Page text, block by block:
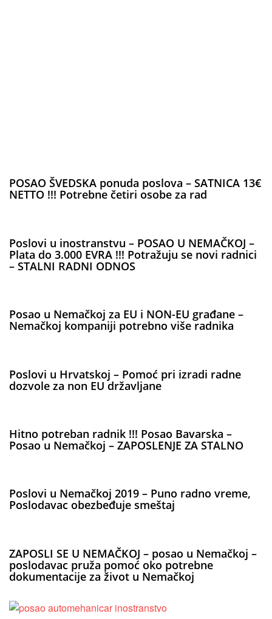
POSAO ŠVEDSKA ponuda poslova – SATNICA 13€
NETTO !!! Potrebne četiri osobe za rad
Poslovi u inostranstvu – POSAO U NEMAČKOJ –
Plata do 3.000 EVRA !!! Potražuju se novi radnici
– STALNI RADNI ODNOS
Posao u Nemačkoj za EU i NON-EU građane –
Nemačkoj kompaniji potrebno više radnika
Poslovi u Hrvatskoj – Pomoć pri izradi radne
dozvole za non EU državljane
Hitno potreban radnik !!! Posao Bavarska –
Posao u Nemačkoj – ZAPOSLENJE ZA STALNO
Poslovi u Nemačkoj 2019 – Puno radno vreme,
Poslodavac obezbeđuje smeštaj
ZAPOSLI SE U NEMAČKOJ – posao u Nemačkoj –
poslodavac pruža pomoć oko potrebne
dokumentacije za život u Nemačkoj